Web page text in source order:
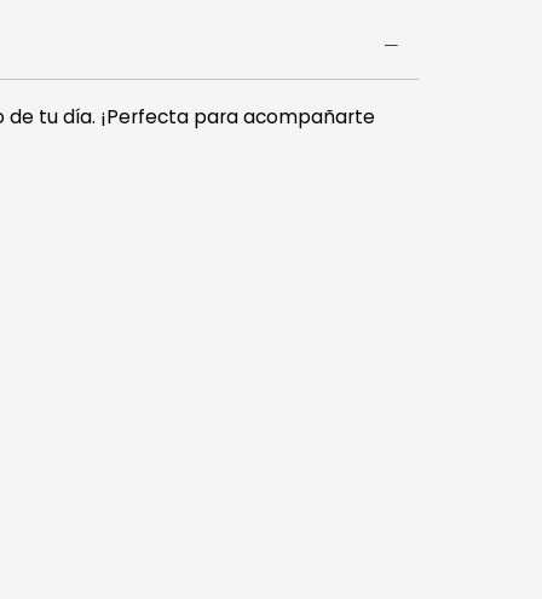
de tu día. ¡Perfecta para acompañarte